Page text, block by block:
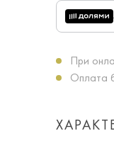
При
Оплата